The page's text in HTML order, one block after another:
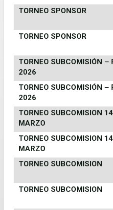
TORNEO SPONSOR
TORNEO SPONSOR
TORNEO SUBCOMISIÓN –
2026
TORNEO SUBCOMISIÓN –
2026
TORNEO SUBCOMISION
MARZO
TORNEO SUBCOMISION
MARZO
TORNEO SUBCOMISION
TORNEO SUBCOMISION